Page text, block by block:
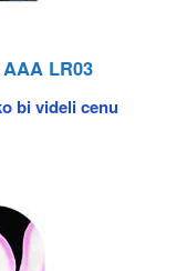
LR03
bi videli cenu